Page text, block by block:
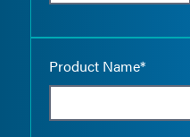
Product Name*